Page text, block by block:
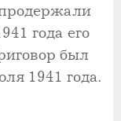
года его
был
1941 года.